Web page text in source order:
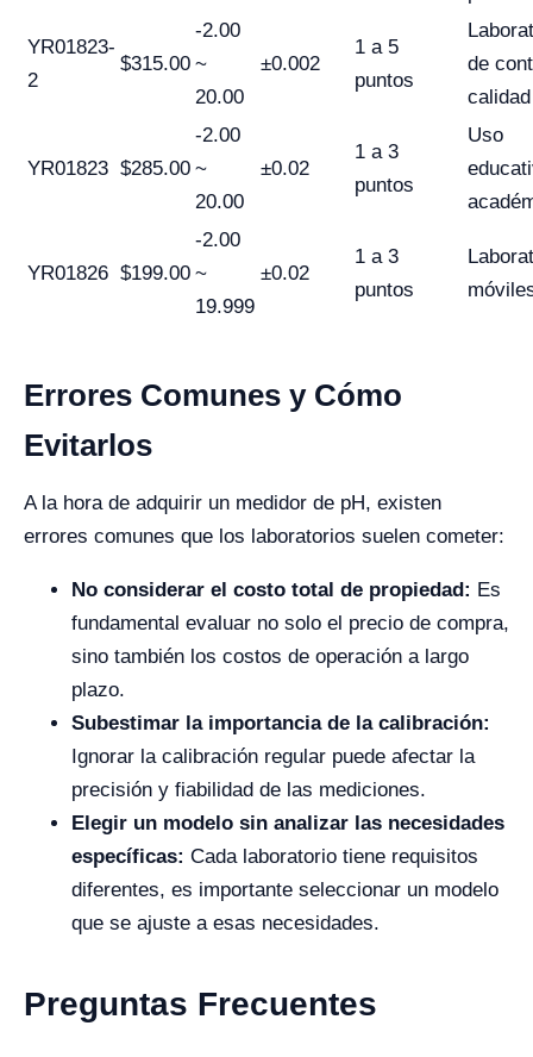
YR01823-
2
$315.00
-2.00
~
20.00
±0.002
1 a 5
puntos
de
calidad
YR01823 $285.00
-2.00
~
20.00
±0.02
1 a 3
puntos
Uso
YR01826 $199.00
-2.00
~
19.999
±0.02
1 a 3
puntos
Errores Comunes y Cómo
Evitarlos
A la hora de adquirir un medidor de pH, existen
errores comunes que los laboratorios suelen cometer:
No considerar el costo total de propiedad: Es
fundamental evaluar no solo el precio de compra,
sino también los costos de operación a largo
plazo.
Subestimar la importancia de la calibración:
Ignorar la calibración regular puede afectar la
precisión y fiabilidad de las mediciones.
Elegir un modelo sin analizar las necesidades
específicas: Cada laboratorio tiene requisitos
diferentes, es importante seleccionar un modelo
que se ajuste a esas necesidades.
Preguntas Frecuentes